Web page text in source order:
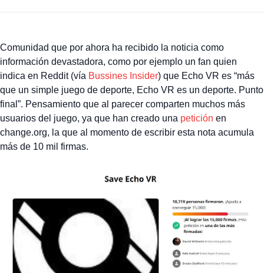
Comunidad que por ahora ha recibido la noticia como
información devastadora, como por ejemplo un fan quien
indica en Reddit (vía Bussines Insider) que Echo VR es “más
que un simple juego de deporte, Echo VR es un deporte. Punto
final”. Pensamiento que al parecer comparten muchos más
usuarios del juego, ya que han creado una petición en
change.org, la que al momento de escribir esta nota acumula
más de 10 mil firmas.